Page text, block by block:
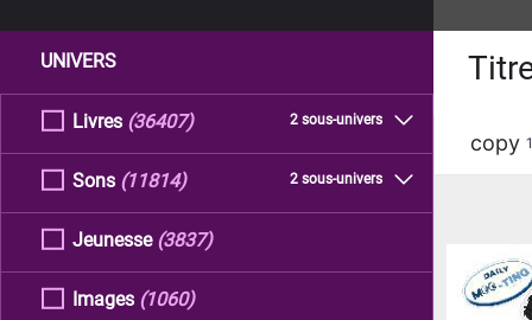
UNIVERS
Livres 2 sous-univers
(36407)
Sons 2 sous-univers
(11814)
Jeunesse (3837)
Images (1060)
copy